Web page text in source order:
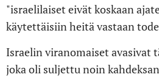
"israelilaiset eivät koskaan
käytettäisiin heitä vastaan
Israelin viranomaiset avasivat
joka oli suljettu noin